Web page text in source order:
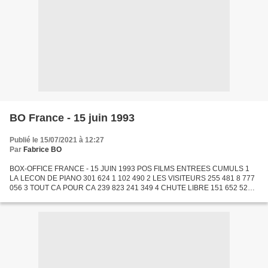
BO France - 15 juin 1993
Publié le 15/07/2021 à 12:27
Par Fabrice BO
BOX-OFFICE FRANCE - 15 JUIN 1993 POS FILMS ENTREES CUMULS 1
LA LECON DE PIANO 301 624 1 102 490 2 LES VISITEURS 255 481 8 777
056 3 TOUT CA POUR CA 239 823 241 349 4 CHUTE LIBRE 151 652 523
PREFEREE...